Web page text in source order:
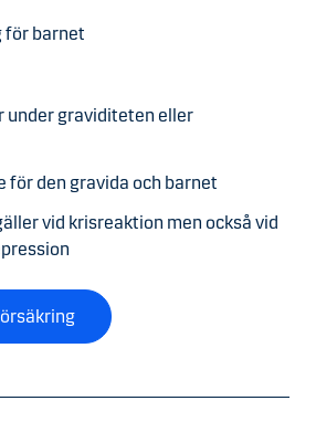
för barnet
under graviditeten eller
för den gravida och barnet
vid krisreaktion men också vid